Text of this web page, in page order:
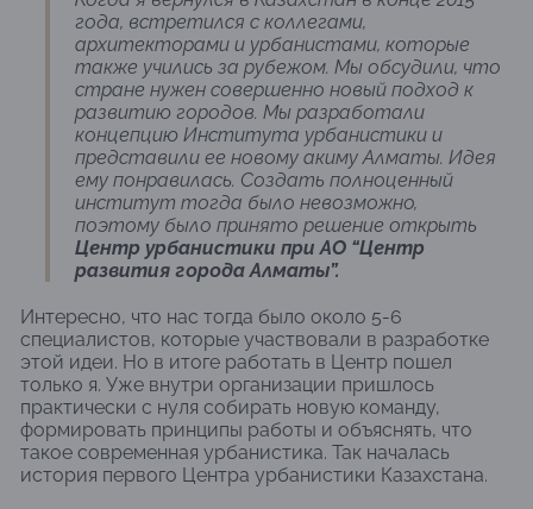
года, встретился с коллегами,
архитекторами и урбанистами, которые
также учились за рубежом. Мы обсудили, что
стране нужен совершенно новый подход к
развитию городов. Мы разработали
концепцию Института урбанистики и
представили ее новому акиму Алматы. Идея
ему понравилась. Создать полноценный
институт тогда было невозможно,
поэтому было принято решение открыть
Центр урбанистики при АО “Центр
развития города Алматы”.
Интересно, что нас тогда было около 5-6
специалистов, которые участвовали в разработке
этой идеи. Но в итоге работать в Центр пошел
только я. Уже внутри организации пришлось
практически с нуля собирать новую команду,
формировать принципы работы и объяснять, что
такое современная урбанистика. Так началась
история первого Центра урбанистики Казахстана.